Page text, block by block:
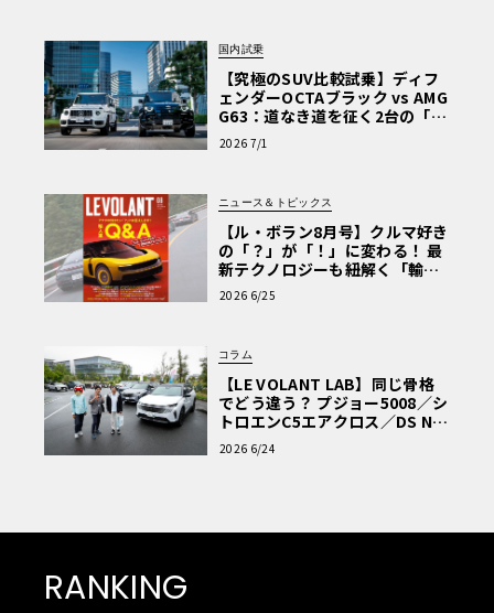
国内試乗
【究極のSUV比較試乗】ディフ
ェンダーOCTAブラック vs AMG
G63：道なき道を征く2台の「対
極的アプローチ」
2026 7/1
ニュース＆トピックス
【ル・ボラン8月号】クルマ好き
の「？」が「！」に変わる！ 最
新テクノロジーも紐解く「輸入
車Q&A」
2026 6/25
コラム
【LE VOLANT LAB】同じ骨格
でどう違う？ プジョー5008／シ
トロエンC5エアクロス／DS Nº4
読者一気乗りレポート
2026 6/24
RANKING